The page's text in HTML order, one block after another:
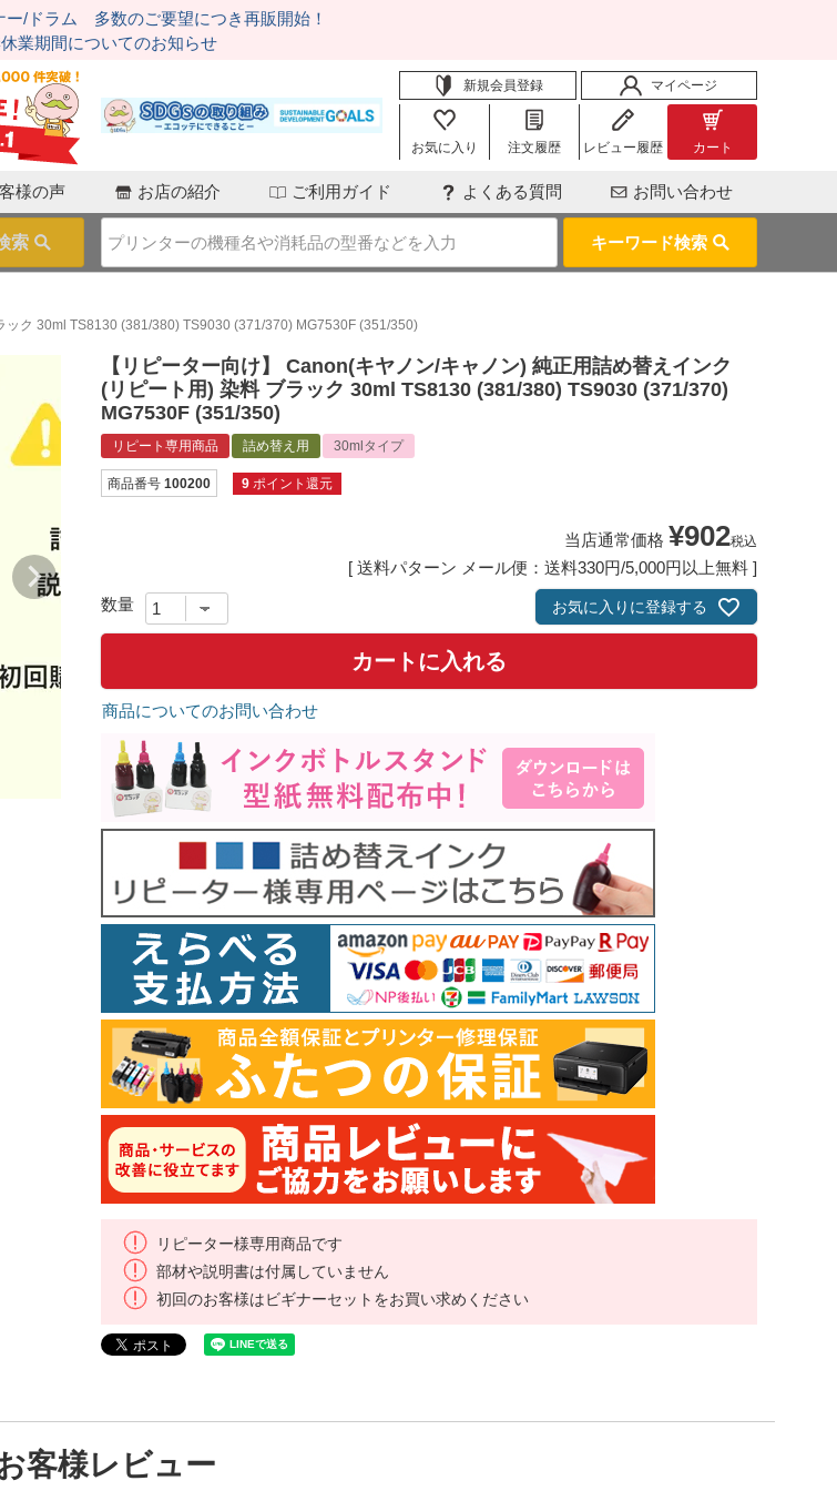
ー/ドラム 多数のご要望につき再販開始！
業期間についてのお知らせ
新規会員登録 マイページ
お気に入り 注文履歴 レビュー履歴 カート
様の声 お店の紹介 ご利用ガイド よくある質問 お問い合わせ
キーワード検索
ック 30ml TS8130 (381/380) TS9030 (371/370) MG7530F (351/350)
【リピーター向け】 Canon(キヤノン/キャノン) 純正用詰め替えインク
(リピート用) 染料 ブラック 30ml TS8130 (381/380) TS9030 (371/370)
MG7530F (351/350)
リピート専用商品 詰め替え用 30mlタイプ
商品番号 100200 9 ポイント還元
当店通常価格 ¥902税込
送料パターン メール便：送料330円/5,000円以上無料
お気に入りに登録する
カートに入れる
商品についてのお問い合わせ
リピーター様専用商品です
部材や説明書は付属していません
初回のお客様はビギナーセットをお買い求めください
客様レビュー